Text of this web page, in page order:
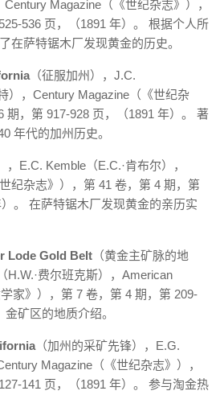
Magazine（《世纪杂志》），
536 页，（1891 年）。 根据个人所
在萨特锯木厂发现黄金的历史。
（征服加州），J.C.
），Century Magazine（《世纪杂
期，第 917-928 页，（1891 年）。 著
年代的加州历史。
，E.C. Kemble（E.C.·肯布尔），
纪杂志》），第 41 卷，第 4 期，第
。 在萨特锯木厂发现黄金的亲历实
Lode Gold Belt （黄金主矿脉的地
H.W.·费尔班克斯），American
家》），第 7 卷，第 4 期，第 209-
矿区的地质介绍。
（加州的采矿先锋），E.G.
Magazine（《世纪杂志》），
141 页，（1891 年）。 参与淘金热